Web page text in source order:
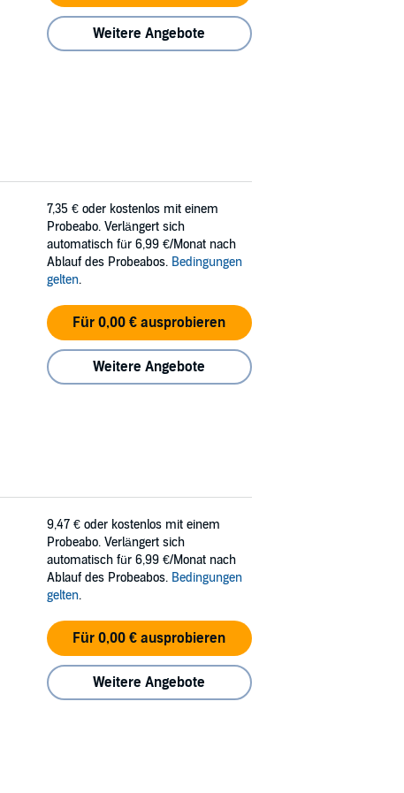
Weitere Angebote
7,35 € oder kostenlos mit einem
Probeabo. Verlängert sich
automatisch für 6,99 €/Monat nach
Ablauf des Probeabos. Bedingungen
gelten.
Für 0,00 € ausprobieren
Weitere Angebote
9,47 € oder kostenlos mit einem
Probeabo. Verlängert sich
automatisch für 6,99 €/Monat nach
Ablauf des Probeabos. Bedingungen
gelten.
Für 0,00 € ausprobieren
Weitere Angebote